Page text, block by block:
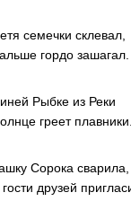
семечки склевал,
гордо зашагал.
Рыбке из Реки
греет плавники.
Сорока сварила,
друзей